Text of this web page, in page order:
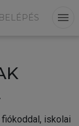
BELÉPÉS menu
iskolai